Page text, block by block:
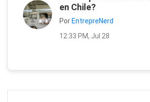
en Chile?
Por EntrepreNerd
12:33 PM, Jul 28